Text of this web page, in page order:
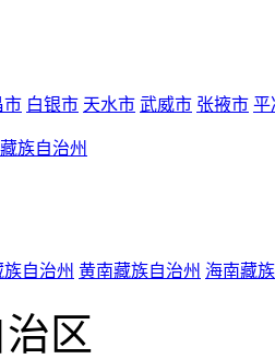
市 白银市 天水市 武威市 张掖市 平
族自治州
自治州 黄南藏族自治州 海南藏
区